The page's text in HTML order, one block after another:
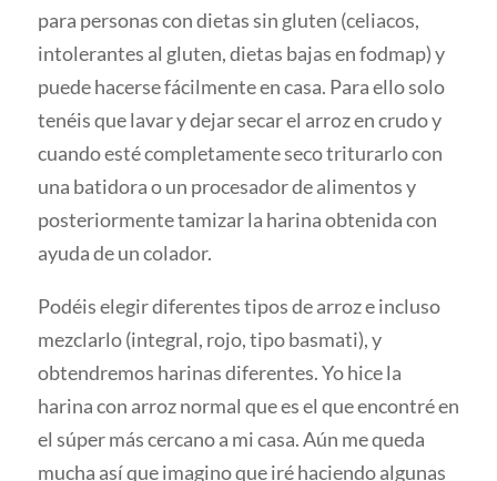
para personas con dietas sin gluten (celiacos,
intolerantes al gluten, dietas bajas en fodmap) y
puede hacerse fácilmente en casa. Para ello solo
tenéis que lavar y dejar secar el arroz en crudo y
cuando esté completamente seco triturarlo con
una batidora o un procesador de alimentos y
posteriormente tamizar la harina obtenida con
ayuda de un colador.
Podéis elegir diferentes tipos de arroz e incluso
mezclarlo (integral, rojo, tipo basmati), y
obtendremos harinas diferentes. Yo hice la
harina con arroz normal que es el que encontré en
el súper más cercano a mi casa. Aún me queda
mucha así que imagino que iré haciendo algunas